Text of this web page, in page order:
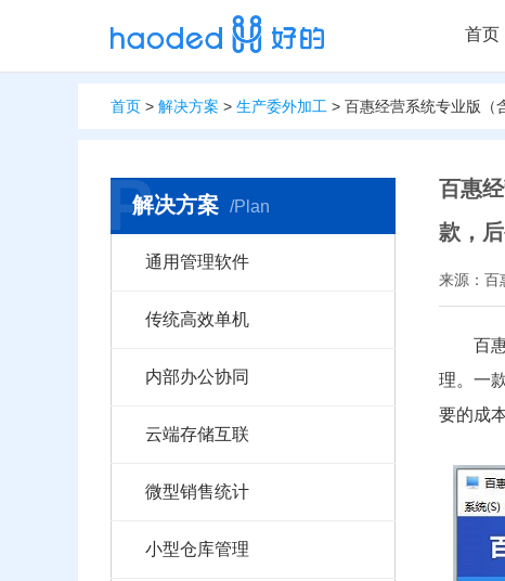
首页
首页 > 解决方案 > 生产委外加工 > 百惠经营系统专业版（
解决方案 /Plan
P
通用管理软件
传统高效单机
内部办公协同
云端存储互联
微型销售统计
小型仓库管理
百惠
款，
来源：百
百
理。一
要的成